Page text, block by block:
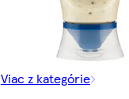
Viac z kategórie